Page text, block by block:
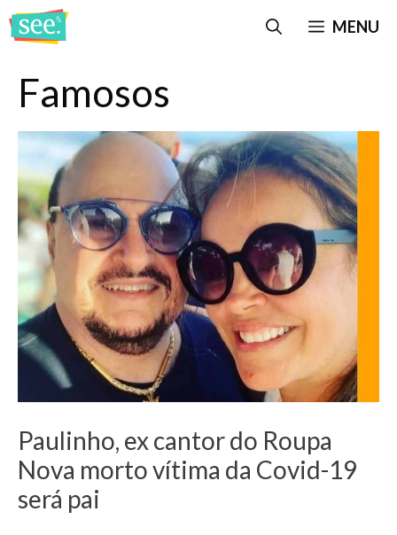
Pular
para
conteúdo
MENU
Famosos
Paulinho, ex cantor do Roupa
Nova morto vítima da Covid-19
será pai